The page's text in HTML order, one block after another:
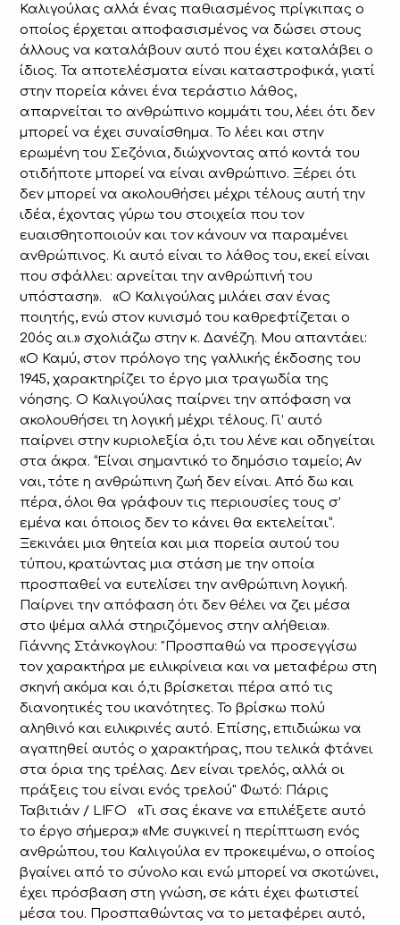
Καλιγούλας αλλά ένας παθιασμένος πρίγκιπας ο
οποίος έρχεται αποφασισμένος να δώσει στους
άλλους να καταλάβουν αυτό που έχει καταλάβει ο
ίδιος. Τα αποτελέσματα είναι καταστροφικά, γιατί
στην πορεία κάνει ένα τεράστιο λάθος,
απαρνείται το ανθρώπινο κομμάτι του, λέει ότι δεν
μπορεί να έχει συναίσθημα. Το λέει και στην
ερωμένη του Σεζόνια, διώχνοντας από κοντά του
οτιδήποτε μπορεί να είναι ανθρώπινο. Ξέρει ότι
δεν μπορεί να ακολουθήσει μέχρι τέλους αυτή την
ιδέα, έχοντας γύρω του στοιχεία που τον
ευαισθητοποιούν και τον κάνουν να παραμένει
ανθρώπινος. Κι αυτό είναι το λάθος του, εκεί είναι
που σφάλλει: αρνείται την ανθρώπινή του
υπόσταση». «Ο Καλιγούλας μιλάει σαν ένας
ποιητής, ενώ στον κυνισμό του καθρεφτίζεται ο
20ός αι.» σχολιάζω στην κ. Δανέζη. Μου απαντάει:
«Ο Καμύ, στον πρόλογο της γαλλικής έκδοσης του
1945, χαρακτηρίζει το έργο μια τραγωδία της
νόησης. Ο Καλιγούλας παίρνει την απόφαση να
ακολουθήσει τη λογική μέχρι τέλους. Γι’ αυτό
παίρνει στην κυριολεξία ό,τι του λένε και οδηγείται
στα άκρα. “Είναι σημαντικό το δημόσιο ταμείο; Αν
ναι, τότε η ανθρώπινη ζωή δεν είναι. Από δω και
πέρα, όλοι θα γράφουν τις περιουσίες τους σ’
εμένα και όποιος δεν το κάνει θα εκτελείται”.
Ξεκινάει μια θητεία και μια πορεία αυτού του
τύπου, κρατώντας μια στάση με την οποία
προσπαθεί να ευτελίσει την ανθρώπινη λογική.
Παίρνει την απόφαση ότι δεν θέλει να ζει μέσα
στο ψέμα αλλά στηριζόμενος στην αλήθεια».
Γιάννης Στάνκογλου: "Προσπαθώ να προσεγγίσω
τον χαρακτήρα με ειλικρίνεια και να μεταφέρω στη
σκηνή ακόμα και ό,τι βρίσκεται πέρα από τις
διανοητικές του ικανότητες. Το βρίσκω πολύ
αληθινό και ειλικρινές αυτό. Επίσης, επιδιώκω να
αγαπηθεί αυτός ο χαρακτήρας, που τελικά φτάνει
στα όρια της τρέλας. Δεν είναι τρελός, αλλά οι
πράξεις του είναι ενός τρελού" Φωτό: Πάρις
Ταβιτιάν / LIFO «Τι σας έκανε να επιλέξετε αυτό
το έργο σήμερα;» «Με συγκινεί η περίπτωση ενός
ανθρώπου, του Καλιγούλα εν προκειμένω, ο οποίος
βγαίνει από το σύνολο και ενώ μπορεί να σκοτώνει,
έχει πρόσβαση στη γνώση, σε κάτι έχει φωτιστεί
μέσα του. Προσπαθώντας να το μεταφέρει αυτό,